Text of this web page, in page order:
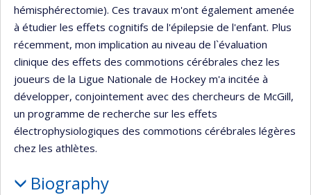
hémisphérectomie). Ces travaux m'ont également amenée
à étudier les effets cognitifs de l'épilepsie de l'enfant. Plus
récemment, mon implication au niveau de l`évaluation
clinique des effets des commotions cérébrales chez les
joueurs de la Ligue Nationale de Hockey m'a incitée à
développer, conjointement avec des chercheurs de McGill,
un programme de recherche sur les effets
électrophysiologiques des commotions cérébrales légères
chez les athlètes.
Biography